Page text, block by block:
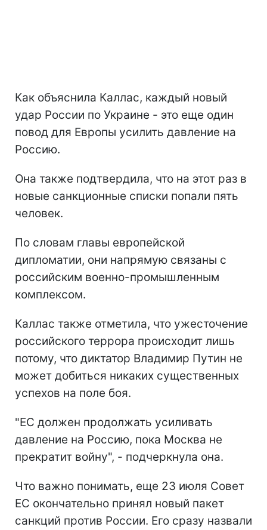
Как объяснила Каллас, каждый новый
удар России по Украине - это еще один
повод для Европы усилить давление на
Россию.
Она также подтвердила, что на этот раз в
новые санкционные списки попали пять
человек.
По словам главы европейской
дипломатии, они напрямую связаны с
российским военно-промышленным
комплексом.
Каллас также отметила, что ужесточение
российского террора происходит лишь
потому, что диктатор Владимир Путин не
может добиться никаких существенных
успехов на поле боя.
"ЕС должен продолжать усиливать
давление на Россию, пока Москва не
прекратит войну", - подчеркнула она.
Что важно понимать, еще 23 июля Совет
ЕС окончательно принял новый пакет
санкций против России. Его сразу назвали